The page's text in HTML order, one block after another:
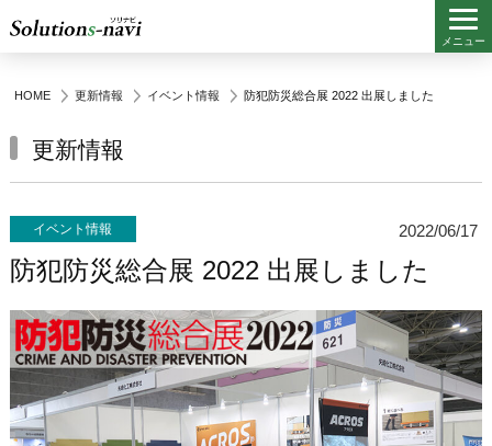
HOME 更新情報 イベント情報 防犯防災総合展 2022 出展しました
更新情報
イベント情報 2022/06/17
防犯防災総合展 2022 出展しました
メニュー